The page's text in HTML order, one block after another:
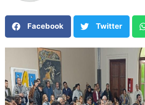
Facebook Twitter